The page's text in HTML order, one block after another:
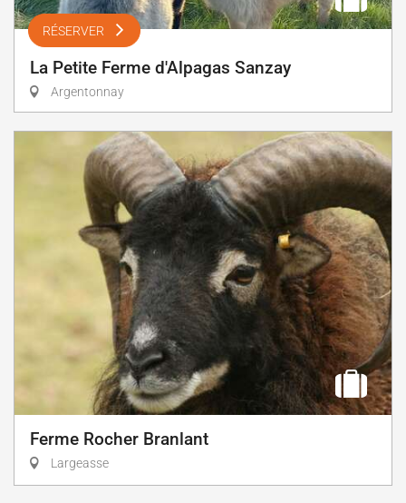
RÉSERVER
La Petite Ferme d'Alpagas Sanzay
Argentonnay
Ferme Rocher Branlant
Largeasse